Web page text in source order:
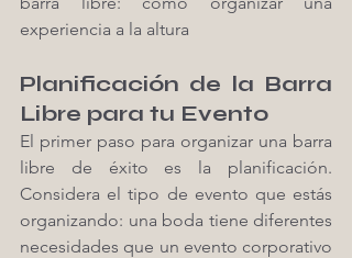
experiencia a la altura
Planificación de la Barra
Libre para tu Evento
El primer paso para organizar una barra
libre de éxito es la planificación.
Considera el tipo de evento que estás
organizando: una boda tiene diferentes
necesidades que un evento corporativo